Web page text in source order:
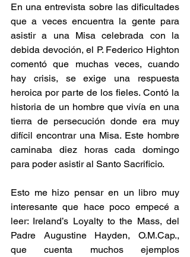
En una entrevista sobre las dificultades
que a veces encuentra la gente para
asistir a una Misa celebrada con la
debida devoción, el P. Federico Highton
comentó que muchas veces, cuando
hay crisis, se exige una respuesta
heroica por parte de los fieles. Contó la
historia de un hombre que vivía en una
tierra de persecución donde era muy
difícil encontrar una Misa. Este hombre
caminaba diez horas cada domingo
para poder asistir al Santo Sacrificio.
Esto me hizo pensar en un libro muy
interesante que hace poco empecé a
leer: Ireland’s Loyalty to the Mass, del
Padre Augustine Hayden, O.M.Cap.,
que cuenta muchos ejemplos